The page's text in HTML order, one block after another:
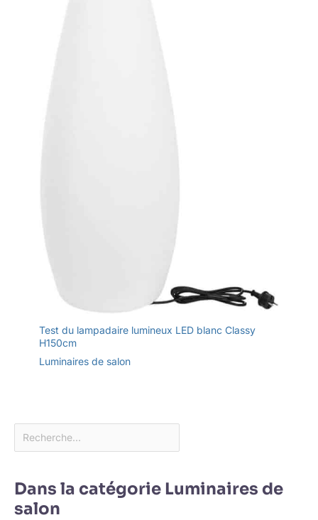
Test du lampadaire lumineux LED blanc Classy
H150cm
Luminaires de salon
Dans la catégorie Luminaires de
salon